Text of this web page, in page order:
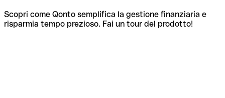
Scopri come Qonto semplifica la gestione finanziaria e
risparmia tempo prezioso. Fai un tour del prodotto!